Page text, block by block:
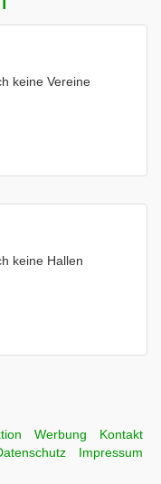
keine Vereine
keine Hallen
Werbung
Kontakt
Impressum